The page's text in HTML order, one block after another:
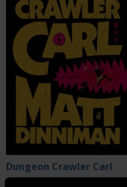
Dungeon Crawler Carl
Matt Dinniman